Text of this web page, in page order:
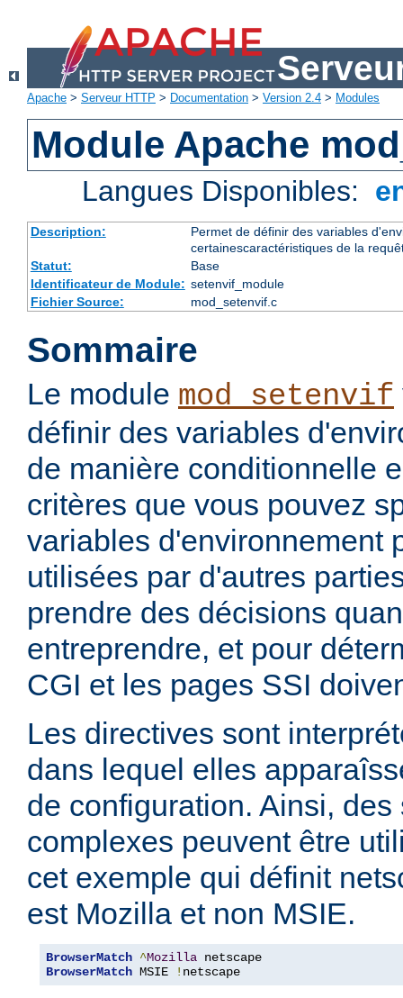
Apache > Serveur HTTP > Documentation > Version 2.4 > Modules
Module Apache
Langues Disponibles:
Description:
Permet de définir des variables
certainescaractéristiques de la
Statut:
Base
Identificateur de Module: setenvif_module
Fichier Source:
mod_setenvif.c
Sommaire
Le module mod_setenvif
définir des variables
de manière conditionnelle
critères que vous pouvez
variables d'environnement
utilisées par d'autres
prendre des décisions
entreprendre, et pour
CGI et les pages SSI
Les directives sont
dans lequel elles
de configuration. Ainsi,
complexes peuvent être
cet exemple qui définit
est Mozilla et non MSIE.
BrowserMatch ^Mozilla
BrowserMatch MSIE ! netscape